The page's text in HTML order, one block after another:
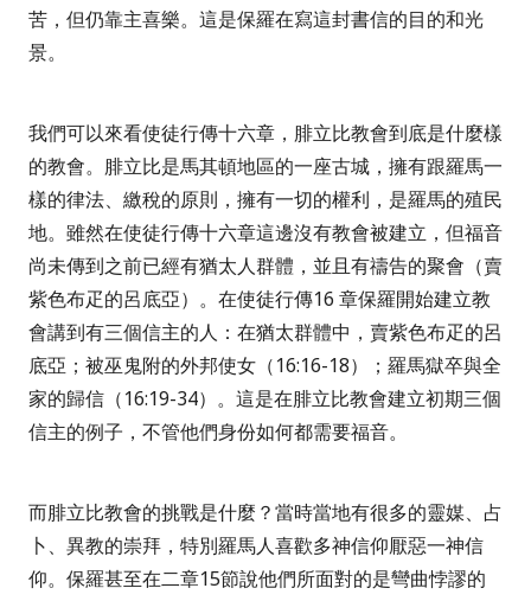
苦，但仍靠主喜樂。這是保羅在寫這封書信的目的和光
景。
我們可以來看使徒行傳十六章，腓立比教會到底是什麼樣
的教會。腓立比是馬其頓地區的一座古城，擁有跟羅馬一
樣的律法、繳稅的原則，擁有一切的權利，是羅馬的殖民
地。雖然在使徒行傳十六章這邊沒有教會被建立，但福音
尚未傳到之前已經有猶太人群體，並且有禱告的聚會（賣
紫色布疋的呂底亞）。在使徒行傳16 章保羅開始建立教
會講到有三個信主的人：在猶太群體中，賣紫色布疋的呂
底亞；被巫鬼附的外邦使女（16:16-18）；羅馬獄卒與全
家的歸信（16:19-34）。這是在腓立比教會建立初期三個
信主的例子，不管他們身份如何都需要福音。
而腓立比教會的挑戰是什麼？當時當地有很多的靈媒、占
卜、異教的崇拜，特別羅馬人喜歡多神信仰厭惡一神信
仰。保羅甚至在二章15節說他們所面對的是彎曲悖謬的